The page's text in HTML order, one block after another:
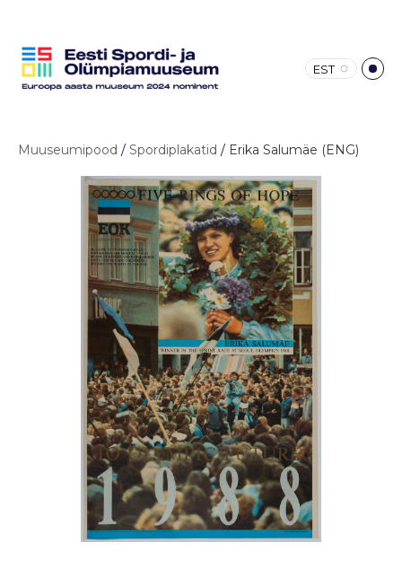
EST
Muuseumipood / Spordiplakatid / Erika Salumäe (ENG)